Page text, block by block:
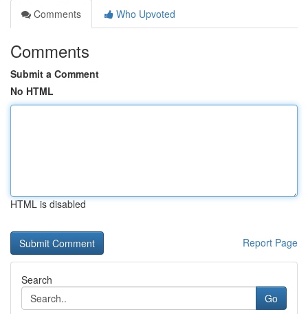
Comments
Who Upvoted
Comments
Submit a Comment
No HTML
HTML is disabled
Report Page
Search
Go